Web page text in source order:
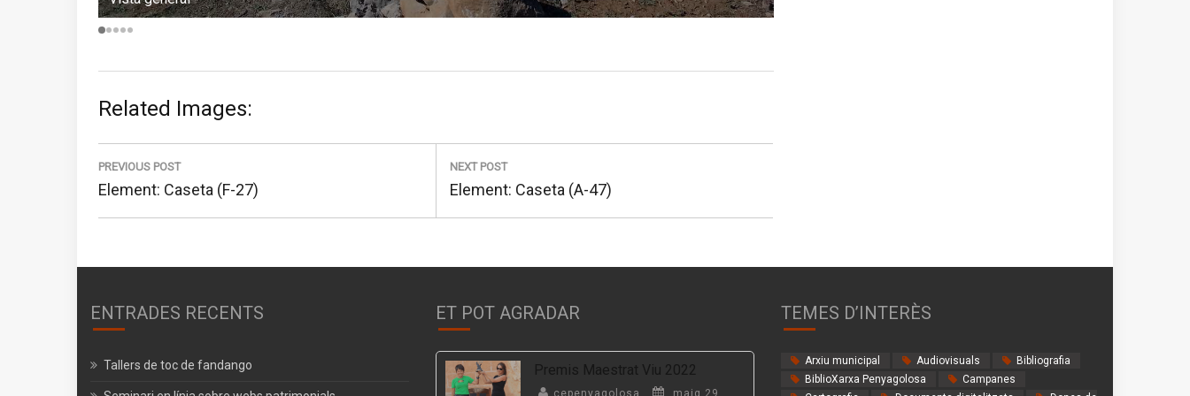
Related Images:
Navegació
d'entrades
PREVIOUS POST
Previous
post:
Element: Caseta (F-27)
NEXT POST
Next
post:
Element: Caseta (A-47)
ENTRADES RECENTS
Tallers de toc de fandango
ET POT AGRADAR
Premis Maestrat Viu 2022
cepenyagolosa maig 29,
TEMES D’INTERÈS
Arxiu municipal Audiovisuals
Bibliografia
BiblioXarxa Penyagolosa
Campanes